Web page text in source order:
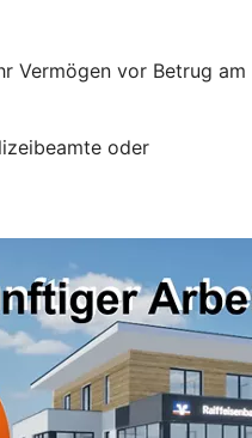
Vermögen vor Betrug am
oder